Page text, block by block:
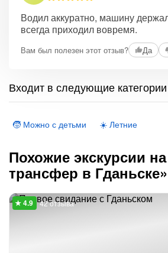
Водил аккуратно, машину
всегда приходил вовремя.
Вам был полезен этот отзыв? Да
Входит в следующие
🧒 Можно с детьми ☀️ Летние
Похожие экскурсии
трансфер в Гданьске»
42 отзыва